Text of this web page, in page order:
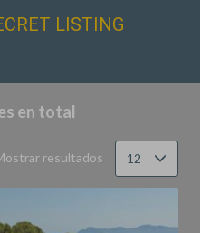
LISTING
en total
resultados 12